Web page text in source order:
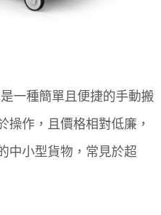
一種簡單且便捷的手動搬
操作，且價格相對低廉，
中小型貨物，常見於超